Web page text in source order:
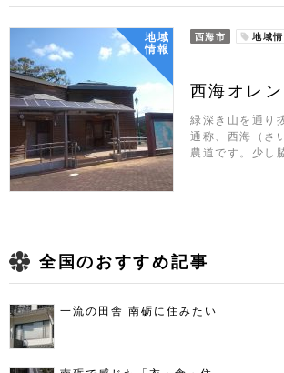
地域
情報
西海市 地域
西海オレ
緑深き山を通り
通称、西海（さ
農道です。少し
全国のおすすめ記事
一流の田舎 南砺に住みたい